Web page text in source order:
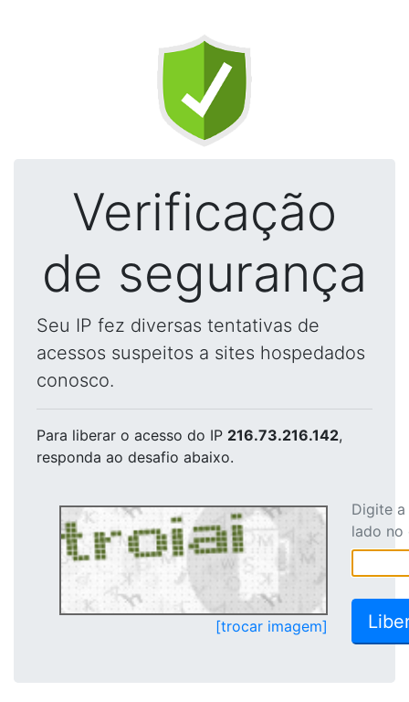
Verificação
de segurança
Seu IP fez diversas tentativas de
acessos suspeitos a sites hospedados
conosco.
Para liberar o acesso do IP 216.73.216.142,
responda ao desafio abaixo.
[trocar imagem]
Digite
lado no